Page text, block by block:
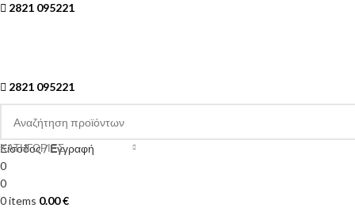
2821 095221
2821 095221
ΚΑΤΗΓΟΡΙΕΣ
Είσοδος / Εγγραφή
0
0
0items 0.00€